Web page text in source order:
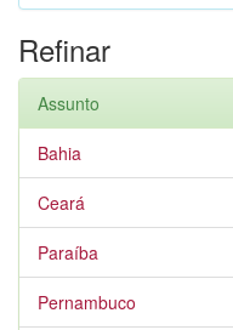
Refinar
Assunto
Bahia
Ceará
Paraíba
Pernambuco